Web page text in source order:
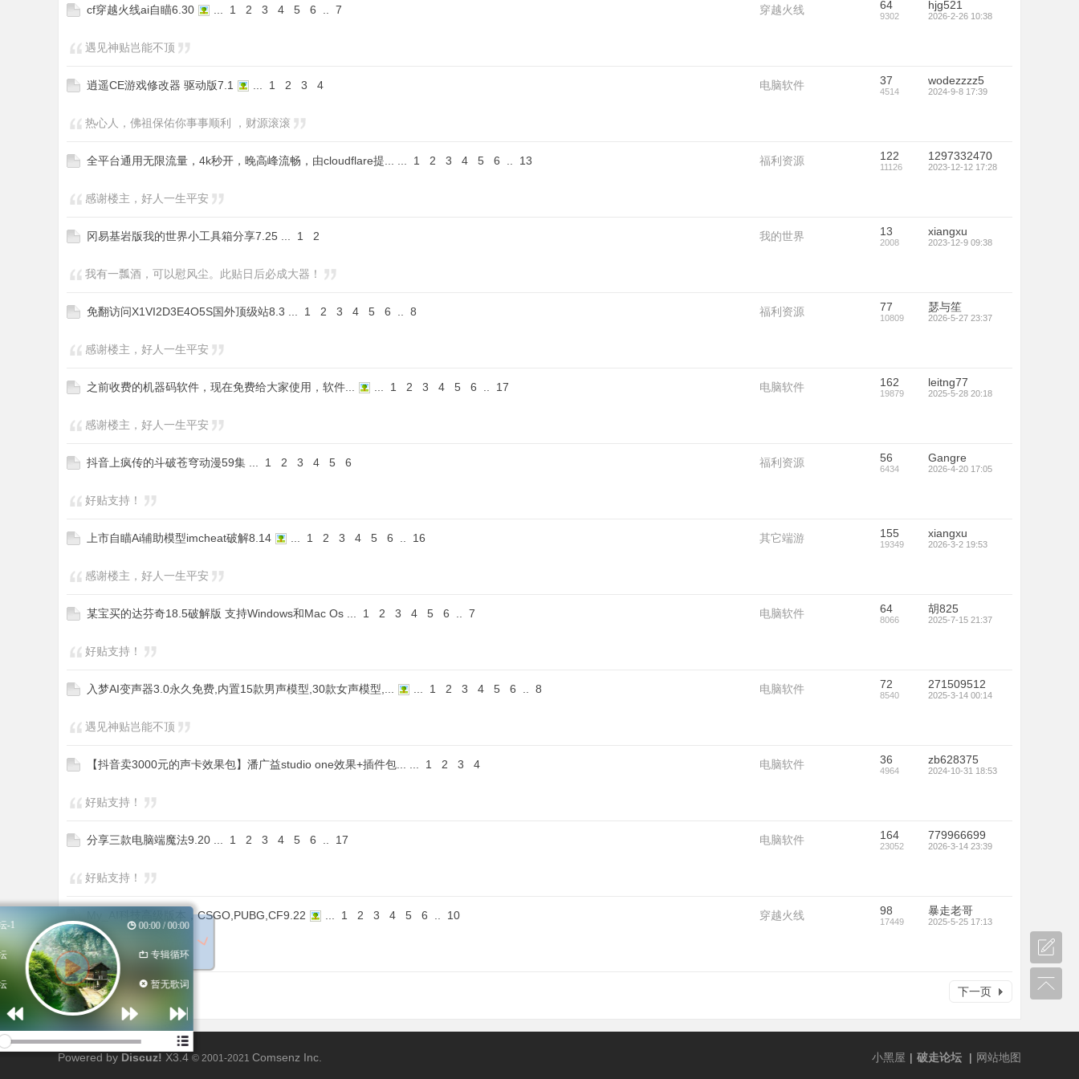
cf穿越火线ai自瞄6.30 1 2 3 4 5 6 7 穿越火线 64
9302
hjg521
2026-2-26 10:38
遇见神贴岂能不顶
逍遥CE游戏修改器 驱动版7.1 1 2 3 4 电脑软件 37
4514
wodezzzz5
2024-9-8 17:39
热心人，佛祖保佑你事事顺利 ，财源滚滚
全平台通用无限流量，4k秒开，晚高峰流畅，由cloudflare提... 1 2 3 4 5 6 13 福利资源 122
11126
1297332470
2023-12-12 17:28
感谢楼主，好人一生平安
冈易基岩版我的世界小工具箱分享7.25 1 2 我的世界 13
2008
xiangxu
2023-12-9 09:38
我有一瓢酒，可以慰风尘。此贴日后必成大器！
免翻访问X1VI2D3E4O5S国外顶级站8.3 1 2 3 4 5 6 8 福利资源 77
10809
瑟与笙
2026-5-27 23:37
感谢楼主，好人一生平安
之前收费的机器码软件，现在免费给大家使用，软件... 1 2 3 4 5 6 17 电脑软件 162
19879
leitng77
2025-5-28 20:18
感谢楼主，好人一生平安
抖音上疯传的斗破苍穹动漫59集 1 2 3 4 5 6 福利资源 56
6434
Gangre
2026-4-20 17:05
好贴支持！
上市自瞄Ai辅助模型imcheat破解8.14 1 2 3 4 5 6 16 其它端游 155
19349
xiangxu
2026-3-2 19:53
感谢楼主，好人一生平安
某宝买的达芬奇18.5破解版 支持Windows和Mac Os 1 2 3 4 5 6 7 电脑软件 64
8066
胡825
2025-7-15 21:37
好贴支持！
入梦AI变声器3.0永久免费,内置15款男声模型,30款女声模型,... 1 2 3 4 5 6 8 电脑软件 72
8540
271509512
2025-3-14 00:14
遇见神贴岂能不顶
【抖音卖3000元的声卡效果包】潘广益studio one效果+插件包... 1 2 3 4 电脑软件 36
4964
zb628375
2024-10-31 18:53
好贴支持！
分享三款电脑端魔法9.20 1 2 3 4 5 6 17 电脑软件 164
23052
779966699
2026-3-14 23:39
好贴支持！
My_AI科技高级版本，CSGO,PUBG,CF9.22 1 2 3 4 5 6 10 穿越火线 98
17449
暴走老哥
2025-5-25 17:13
顶顶顶好贴帮顶
下一页
小黑屋 | 破走论坛 | 网站地图
Powered by Discuz! X3.4 © 2001-2021 Comsenz Inc.
破走论坛-1 00:00 / 00:00
破走论坛
破走论坛